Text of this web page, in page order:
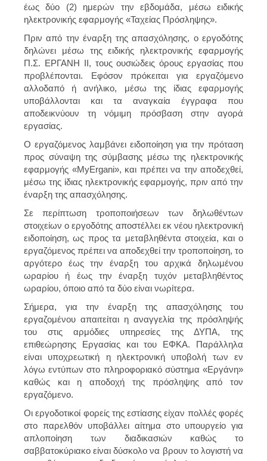
έως δύο (2) ημερών την εβδομάδα, μέσω ειδικής
ηλεκτρονικής εφαρμογής «Ταχείας Πρόσληψης».
Πριν από την έναρξη της απασχόλησης, ο εργοδότης
δηλώνει μέσω της ειδικής ηλεκτρονικής εφαρμογής
Π.Σ. ΕΡΓΑΝΗ ΙΙ, τους ουσιώδεις όρους εργασίας που
προβλέπονται. Εφόσον πρόκειται για εργαζόμενο
αλλοδαπό ή ανήλικο, μέσω της ίδιας εφαρμογής
υποβάλλονται και τα αναγκαία έγγραφα που
αποδεικνύουν τη νόμιμη πρόσβαση στην αγορά
εργασίας.
Ο εργαζόμενος λαμβάνει ειδοποίηση για την πρόταση
προς σύναψη της σύμβασης μέσω της ηλεκτρονικής
εφαρμογής «MyErgani», και πρέπει να την αποδεχθεί,
μέσω της ίδιας ηλεκτρονικής εφαρμογής, πριν από την
έναρξη της απασχόλησης.
Σε περίπτωση τροποποιήσεων των δηλωθέντων
στοιχείων ο εργοδότης αποστέλλει εκ νέου ηλεκτρονική
ειδοποίηση, ως προς τα μεταβληθέντα στοιχεία, και ο
εργαζόμενος πρέπει να αποδεχθεί την τροποποίηση, το
αργότερο έως την έναρξη του αρχικά δηλωμένου
ωραρίου ή έως την έναρξη τυχόν μεταβληθέντος
ωραρίου, όποιο από τα δύο είναι νωρίτερα.
Σήμερα, για την έναρξη της απασχόλησης του
εργαζομένου απαιτείται η αναγγελία της πρόσληψής
του στις αρμόδιες υπηρεσίες της ΔΥΠΑ, της
επιθεώρησης Εργασίας και του ΕΦΚΑ. Παράλληλα
είναι υποχρεωτική η ηλεκτρονική υποβολή των εν
λόγω εντύπων στο πληροφοριακό σύστημα «Εργάνη»
καθώς και η αποδοχή της πρόσληψης από τον
εργαζόμενο.
Οι εργοδοτικοί φορείς της εστίασης είχαν πολλές φορές
στο παρελθόν υποβάλλει αίτημα στο υπουργείο για
απλοποίηση των διαδικασιών καθώς το
σαββατοκύριακο είναι δύσκολο να βρουν το λογιστή να